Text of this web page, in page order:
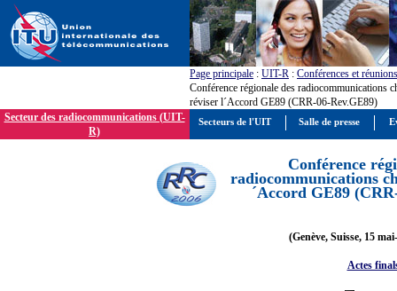
Page principale : UIT-R : Conférences et réunions
Conférence régionale des radiocommunications
réviser l´Accord GE89 (CRR-06-Rev.GE89)
Secteur des radiocommunications (UIT-
R)
Conférence
radiocommunications
´Accord GE89
(Genève, Suisse, 15
Actes
Secteurs de l'UIT Salle de presse